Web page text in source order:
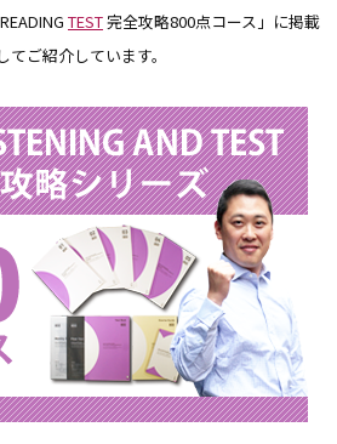
TEST完全攻略800点コース」に掲載
ご紹介しています。